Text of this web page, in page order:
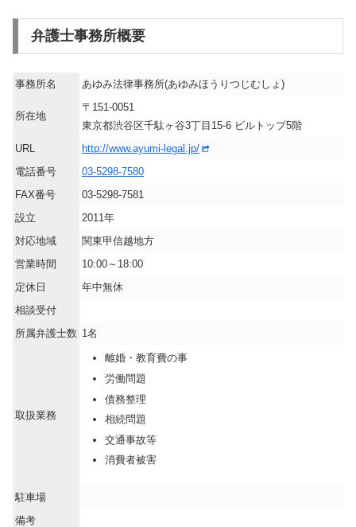
弁護士事務所概要
事務所名 あゆみ法律事務所(あゆみほうりつじむしょ)
所在地
〒151-0051
東京都渋谷区千駄ヶ谷3丁目15-6 ビルトップ5階
URL
http://www.ayumi-legal.jp/
電話番号
03-5298-7580
FAX番号
03-5298-7581
設立
2011年
対応地域
関東甲信越地方
営業時間
10:00～18:00
定休日
年中無休
相談受付
所属弁護士数 1名
取扱業務
離婚・教育費の事
労働問題
債務整理
相続問題
交通事故等
消費者被害
駐車場
備考